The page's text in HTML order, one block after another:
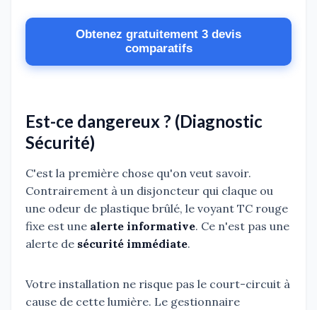
Obtenez gratuitement 3 devis
comparatifs
Est-ce dangereux ? (Diagnostic
Sécurité)
C'est la première chose qu'on veut savoir.
Contrairement à un disjoncteur qui claque ou
une odeur de plastique brûlé, le voyant TC rouge
fixe est une alerte informative. Ce n'est pas une
alerte de sécurité immédiate.
Votre installation ne risque pas le court-circuit à
cause de cette lumière. Le gestionnaire